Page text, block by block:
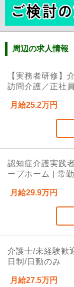
周辺の求人情報
【実務者研修】
訪問介護／正社員
月給25.2万円
認知症介護実践
ープホーム | 常
月給29.9万円
介護士/未経験歓
日制/日勤のみ
月給27.5万円